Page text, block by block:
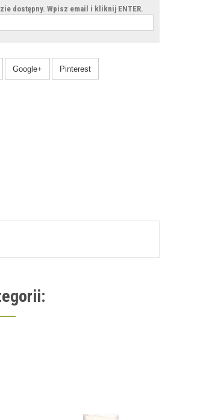
dostępny. Wpisz email i kliknij ENTER.
Google+ Pinterest